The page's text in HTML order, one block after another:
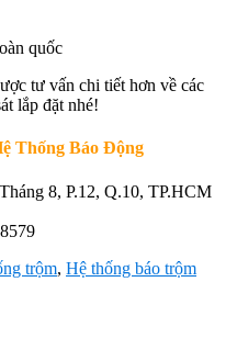
quốc
tư vấn chi tiết hơn về các
lắp đặt nhé!
Thống Báo Động
8, P.12, Q.10, TP.HCM
trộm, Hệ thống báo trộm